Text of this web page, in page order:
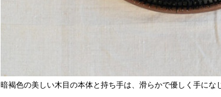
暗褐色の美しい木目の本体と持ち手は、滑らかで優しく手にな